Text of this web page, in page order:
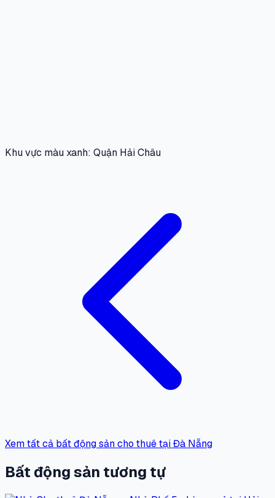
Khu vực màu xanh: Quận Hải Châu
Xem tất cả bất động sản cho thuê tại Đà Nẵng
Bất động sản tương tự